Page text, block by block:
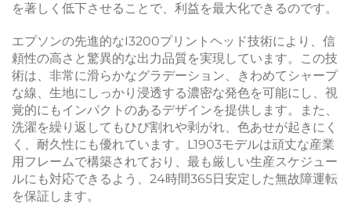
を著しく低下させることで、利益を最大化できるのです。
エプソンの先進的なI3200プリントヘッド技術により、信
頼性の高さと驚異的な出力品質を実現しています。この技
術は、非常に滑らかなグラデーション、きわめてシャープ
な線、生地にしっかり浸透する濃密な発色を可能にし、視
覚的にもインパクトのあるデザインを提供します。また、
洗濯を繰り返してもひび割れや剥がれ、色あせが起きにく
く、耐久性にも優れています。L1903モデルは頑丈な産業
用フレームで構築されており、最も厳しい生産スケジュー
ルにも対応できるよう、24時間365日安定した無故障運転
を保証します。